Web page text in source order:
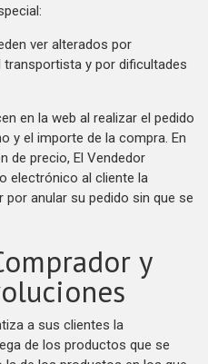
ver alterados por
y por dificultades
en la web al realizar el pedido
y el importe de la compra. En
de precio, El Vendedor
electrónico al cliente la
anular su pedido sin que se
y
a sus clientes la
de los productos que se